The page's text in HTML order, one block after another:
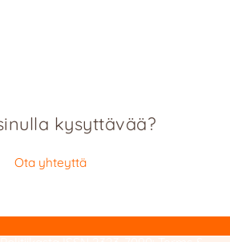
kysyttävää?
Ota yhteyttä